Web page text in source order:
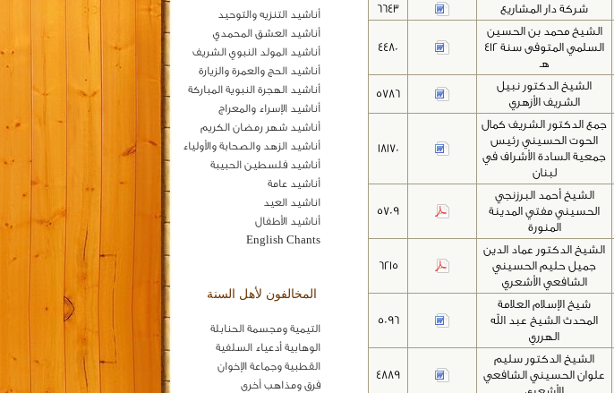
أناشيد التنزيه والتوحيد
أناشيد العشق المحمدي
أناشيد المولد النبوي الشريف
أناشيد الحج والعمرة والزيارة
أناشيد الهجرة النبوية المباركة
أناشيد الإسراء والمعراج
أناشيد شهر رمضان الكريم
أناشيد الزهد والصحابة والأولياء
أناشيد فلسطين الحبيبة
أناشيد عامة
اناشيد العيد
أناشيد الأطفال
English Chants
المخالفون لأهل السنة
التيمية ومجسمة الحنابلة
الوهابية أدعياء السلفية
القطبية وجماعة الإخوان
فرق ومذاهب أخرى
شركة دار المشاريع 6643
الشيخ محمد بن الحسين
السلمي المتوفى سنة 412
هـ
4480
الشيخ الدكتور نبيل
الشريف الأزهري
5786
جمع الدكتور الشريف كمال
الحوت الحسيني رئيس
جمعية السادة الأشراف في
لبنان
18170
الشيخ أحمد البرزنجي
الحسيني مفتي المدينة
المنورة
5709
الشيخ الدكتور عماد الدين
جميل حليم الحسيني
الشافعي الأشعري
6215
شيخ الإسلام العلامة
المحدث الشيخ عبد الله
الهرري
5096
الشيخ الدكتور سليم
علوان الحسيني الشافعي
4889